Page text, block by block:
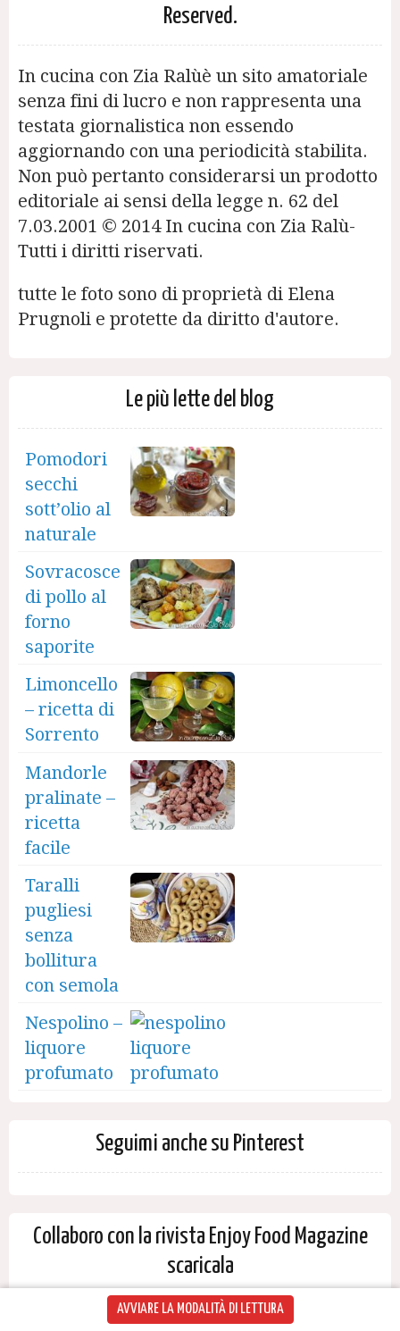
AVVIARE LA MODALITÀ DI LETTURA
Reserved.
In cucina con Zia Ralùè un sito amatoriale
senza fini di lucro e non rappresenta una
testata giornalistica non essendo
aggiornando con una periodicità stabilita.
Non può pertanto considerarsi un prodotto
editoriale ai sensi della legge n. 62 del
7.03.2001 © 2014 In cucina con Zia Ralù-
Tutti i diritti riservati.
tutte le foto sono di proprietà di Elena
Prugnoli e protette da diritto d'autore.
Le più lette del blog
Pomodori
secchi
sott’olio al
naturale
Sovracosce
di pollo al
forno
saporite
Limoncello
– ricetta di
Sorrento
Mandorle
pralinate –
ricetta
facile
Taralli
pugliesi
senza
bollitura
con semola
Nespolino –
liquore
profumato
Seguimi anche su Pinterest
Collaboro con la rivista Enjoy Food Magazine
scaricala